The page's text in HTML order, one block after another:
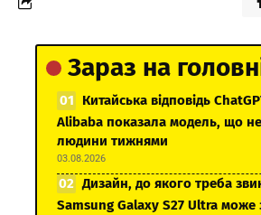
Зараз на
Китайська відповідь
Alibaba показала модель, що
людини тижнями
03.08.2026
Дизайн, до якого треба
Samsung Galaxy S27 Ultra може